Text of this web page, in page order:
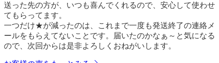
送った先の方が、いつも喜んでくれるので、安心して使わせ
てもらってます。
一つだけ★が減ったのは、これまで一度も発送終了の連絡メ
ールをもらえてないことです。届いたのかなぁ～と気になる
ので、次回からは是非よろしくおねがいします。